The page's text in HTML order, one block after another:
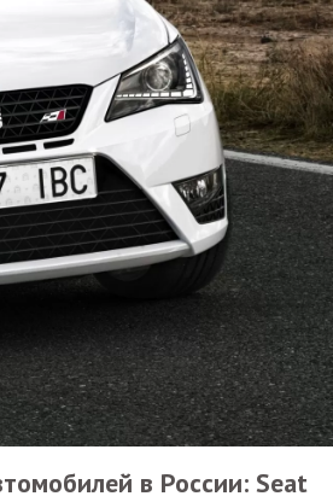
в России: Seat